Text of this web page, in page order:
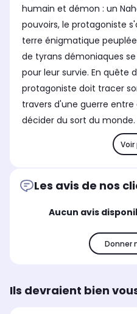
humain et démon : un
pouvoirs, le protagoniste
terre énigmatique
de tyrans démoniaques
pour leur survie. En quête
protagoniste doit tracer
travers d'une guerre
décider du sort du monde.
Voir
Les avis de nos
Aucun avis
Donner
Ils devraient bien